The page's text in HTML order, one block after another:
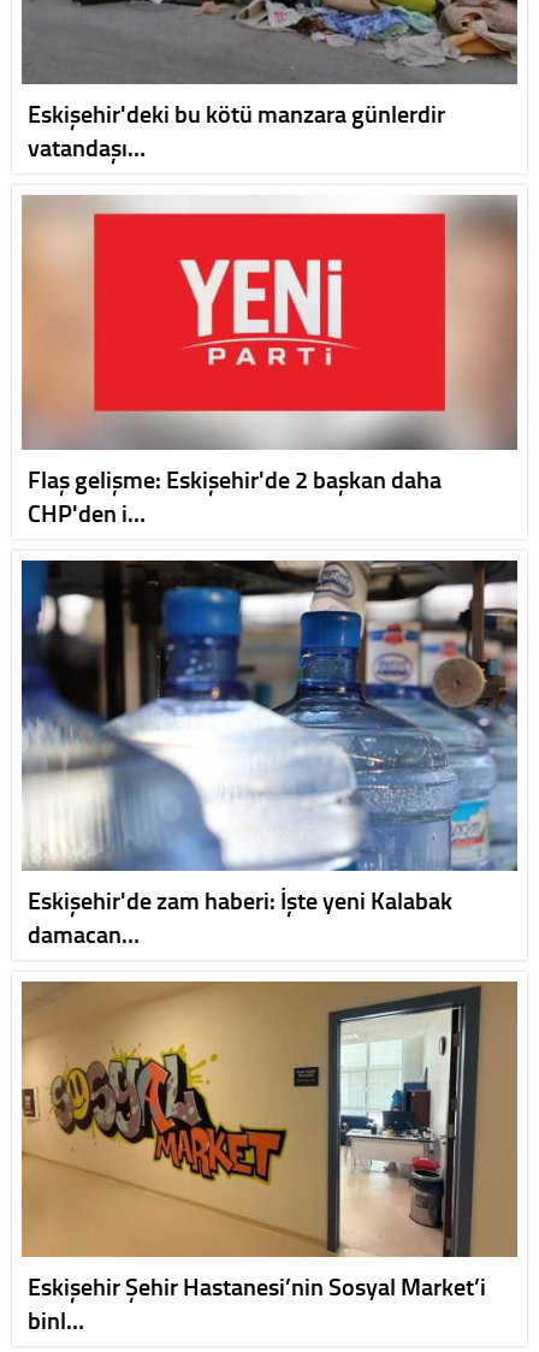
Eskişehir'deki bu kötü manzara günlerdir
vatandaşı…
Flaş gelişme: Eskişehir'de 2 başkan daha
CHP'den i…
Eskişehir'de zam haberi: İşte yeni Kalabak
damacan…
Eskişehir Şehir Hastanesi’nin Sosyal Market’i
binl…